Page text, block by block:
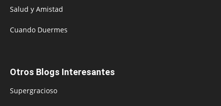
Salud y Amistad
Cuando Duermes
Otros Blogs Interesantes
Supergracioso